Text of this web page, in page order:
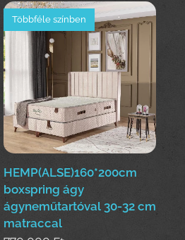
HEMP(ALSE)160*200cm
boxspring ágy
ágyneműtartóval 30-32 cm
matraccal
Többféle színben